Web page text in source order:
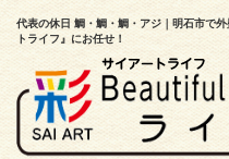
代表の休日 鯛・鯛・鯛・アジ｜明石市で
トライフ』にお任せ！